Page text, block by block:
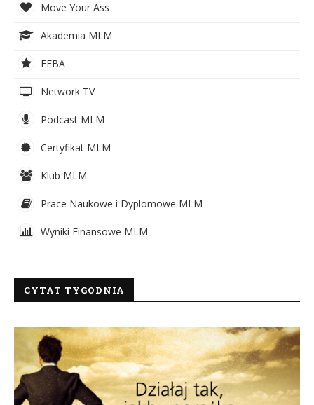
Move Your Ass
Akademia MLM
EFBA
Network TV
Podcast MLM
Certyfikat MLM
Klub MLM
Prace Naukowe i Dyplomowe MLM
Wyniki Finansowe MLM
CYTAT TYGODNIA